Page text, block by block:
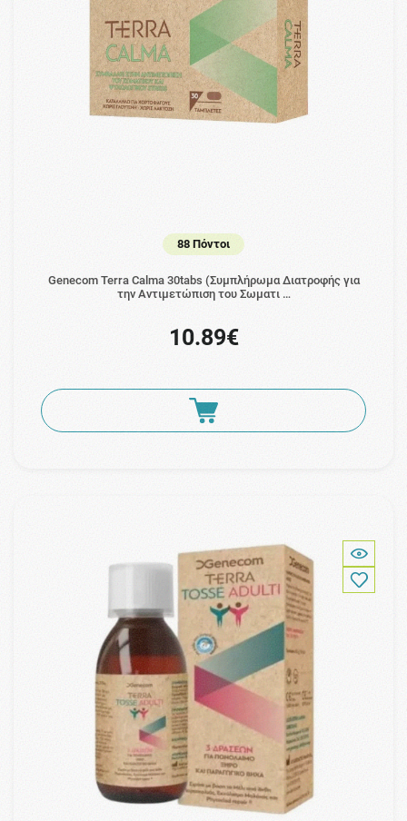
88 Πόντοι
Genecom Terra Calma 30tabs (Συμπλήρωμα Διατροφής για
την Αντιμετώπιση του Σωματι …
10.89€